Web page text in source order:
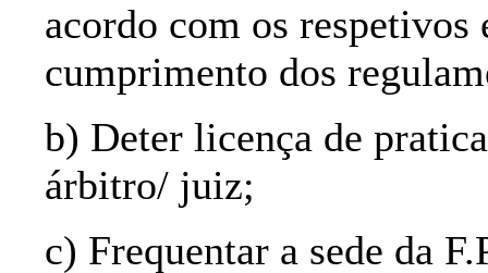
acordo com os respetivos
cumprimento dos
b) Deter licença de
árbitro/ juiz;
c) Frequentar a sede da